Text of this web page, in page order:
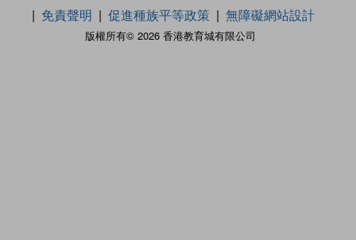
版權所有© 2026 香港教育城有限公司
免責聲明
促進種族平等政策 無障礙網站設計